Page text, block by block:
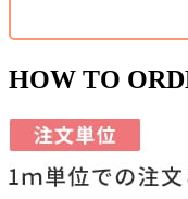
HOW TO